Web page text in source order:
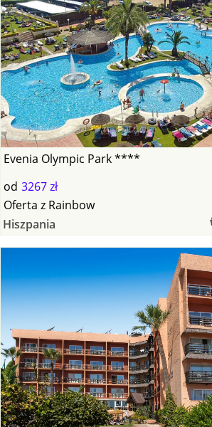
Evenia Olympic Park ****
od 3267 zł
Oferta z Rainbow
Hiszpania